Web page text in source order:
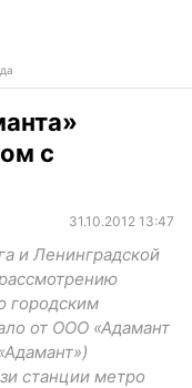
с
31.10.2012 13:47
и Ленинградской
городским
от ООО «Адамант
станции метро